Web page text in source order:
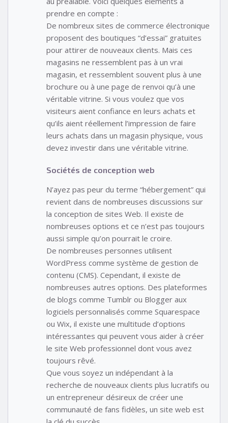
prendre en compte :
De nombreux sites de commerce électronique
proposent des boutiques “d’essai” gratuites
pour attirer de nouveaux clients. Mais ces
magasins ne ressemblent pas à un vrai
magasin, et ressemblent souvent plus à une
brochure ou à une page de renvoi qu’à une
véritable vitrine. Si vous voulez que vos
visiteurs aient confiance en leurs achats et
qu’ils aient réellement l’impression de faire
leurs achats dans un magasin physique, vous
devez investir dans une véritable vitrine.
Sociétés de conception web
N’ayez pas peur du terme “hébergement” qui
revient dans de nombreuses discussions sur
la conception de sites Web. Il existe de
nombreuses options et ce n’est pas toujours
aussi simple qu’on pourrait le croire.
De nombreuses personnes utilisent
WordPress comme système de gestion de
contenu (CMS). Cependant, il existe de
nombreuses autres options. Des plateformes
de blogs comme Tumblr ou Blogger aux
logiciels personnalisés comme Squarespace
ou Wix, il existe une multitude d’options
intéressantes qui peuvent vous aider à créer
le site Web professionnel dont vous avez
toujours rêvé.
Que vous soyez un indépendant à la
recherche de nouveaux clients plus lucratifs ou
un entrepreneur désireux de créer une
communauté de fans fidèles, un site web est